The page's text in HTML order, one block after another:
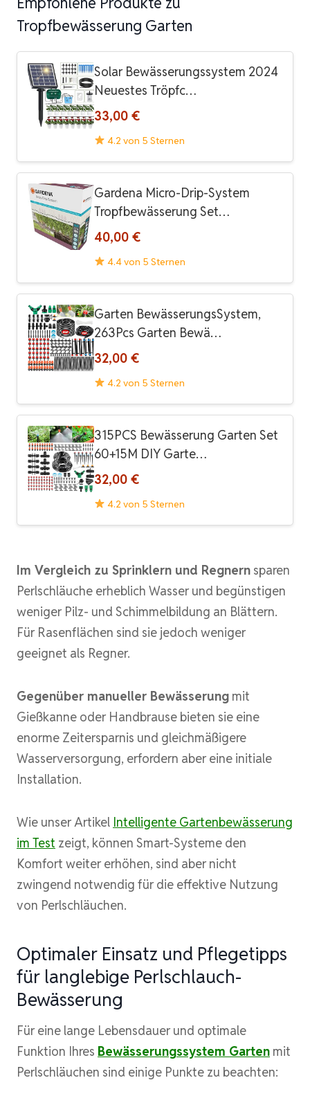
Tropfbewässerung Garten
Solar Bewässerungssystem 2024
Neuestes Tröpfc…
33,00 €
4.2 von 5 Sternen
Gardena Micro-Drip-System
Tropfbewässerung Set…
40,00 €
4.4 von 5 Sternen
Garten BewässerungsSystem,
263Pcs Garten Bewä…
32,00 €
4.2 von 5 Sternen
315PCS Bewässerung Garten Set
60+15M DIY Garte…
32,00 €
4.2 von 5 Sternen
Im Vergleich zu Sprinklern und Regnern sparen
Perlschläuche erheblich Wasser und begünstigen
weniger Pilz- und Schimmelbildung an Blättern.
Für Rasenflächen sind sie jedoch weniger
geeignet als Regner.
Gegenüber manueller Bewässerung mit
Gießkanne oder Handbrause bieten sie eine
enorme Zeitersparnis und gleichmäßigere
Wasserversorgung, erfordern aber eine initiale
Installation.
Wie unser Artikel Intelligente Gartenbewässerung
im Test zeigt, können Smart-Systeme den
Komfort weiter erhöhen, sind aber nicht
zwingend notwendig für die effektive Nutzung
von Perlschläuchen.
Optimaler Einsatz und Pflegetipps
für langlebige Perlschlauch-
Bewässerung
Für eine lange Lebensdauer und optimale
Funktion Ihres Bewässerungssystem Garten mit
Perlschläuchen sind einige Punkte zu beachten: